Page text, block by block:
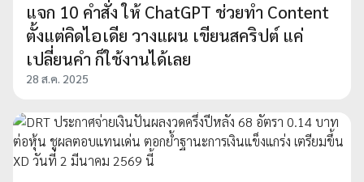
แจก 10 คำสั่ง ให้ ChatGPT ช่วยทำ Content
ตั้งแต่คิดไอเดีย วางแผน เขียนสคริปต์ แค่
เปลี่ยนคำ ก็ใช้งานได้เลย
28 ส.ค. 2025